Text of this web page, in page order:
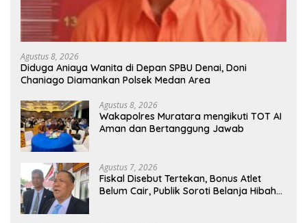
Agustus 8, 2026
Diduga Aniaya Wanita di Depan SPBU Denai, Doni
Chaniago Diamankan Polsek Medan Area
Agustus 8, 2026
Wakapolres Muratara mengikuti TOT AI
Aman dan Bertanggung Jawab
Agustus 7, 2026
Fiskal Disebut Tertekan, Bonus Atlet
Belum Cair, Publik Soroti Belanja Hibah